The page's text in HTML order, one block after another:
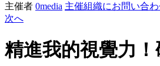
主催者 0media 主催組織にお問い合
次へ
精進我的視覺力